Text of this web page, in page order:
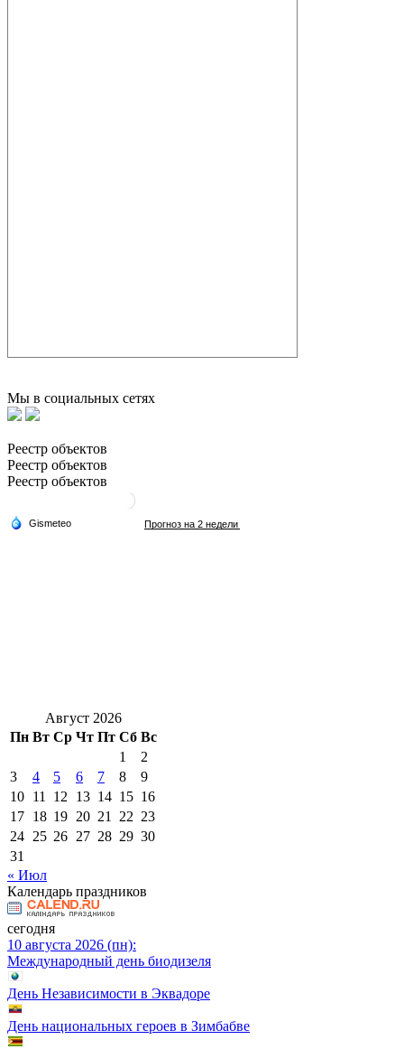
Мы в социальных сетях
Реестр объектов
Реестр объектов
Реестр объектов
Август 2026
Пн Вт Ср Чт Пт Сб Вс
1
2
3
4 5 6 7 8
9
10 11 12 13 14 15 16
17 18 19 20 21 22 23
24 25 26 27 28 29 30
31
« Июл
Календарь праздников
сегодня
10 августа 2026 (пн):
Международный день биодизеля
День Независимости в Эквадоре
День национальных героев в Зимбабве